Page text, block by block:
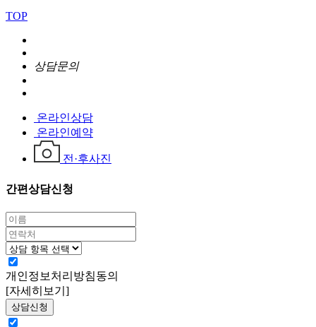
TOP
상담문의
온라인상담
온라인예약
전·후사진
간편상담신청
개인정보처리방침동의
[자세히보기]